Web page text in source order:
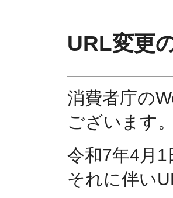
URL変更
消費者庁の
ございます。
令和7年4月
それに伴い